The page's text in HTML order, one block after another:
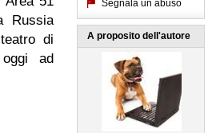
Russia
di
ad
Segnala un abuso
A proposito dell'autore